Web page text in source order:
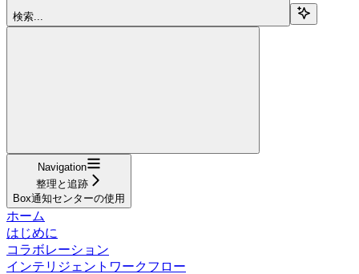
検索...
Navigation
整理と追跡
Box通知センターの使用
ホーム
はじめに
コラボレーション
インテリジェントワークフロー